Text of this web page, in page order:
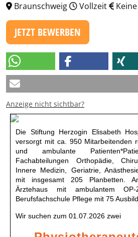
Braunschweig
Vollzeit
JETZT BEWERBEN
Anzeige nicht sichtbar?